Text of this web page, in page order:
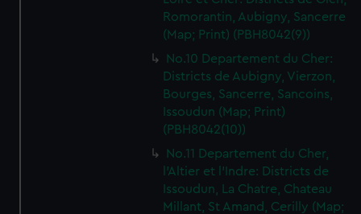
Romorantin, Aubigny, Sancerre
(Map; Print) (PBH8042(9))
No.10 Departement du Cher:
Districts de Aubigny, Vierzon,
Bourges, Sancerre, Sancoins,
Issoudun (Map; Print)
(PBH8042(10))
No.11 Departement du Cher,
l'Altier et l'Indre: Districts de
Issoudun, La Chatre, Chateau
Millant, St Amand, Cerilly (Map;